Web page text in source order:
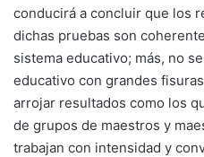
conducirá a concluir que los
dichas pruebas son
sistema educativo; más, no
educativo con grandes
arrojar resultados como los
de grupos de maestros y
trabajan con intensidad y